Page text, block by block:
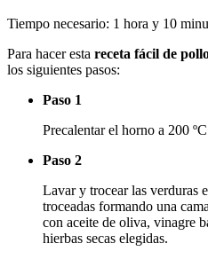
Tiempo necesario: 1 hora y 10
Para hacer esta receta fácil de
los siguientes pasos:
Paso 1
Precalentar el horno a 200
Paso 2
Lavar y trocear las verduras
troceadas formando una
con aceite de oliva, vinagre
hierbas secas elegidas.